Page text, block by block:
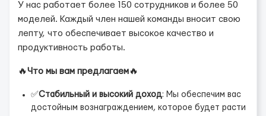
У нас работает более 150 сотрудников и более 50
моделей. Каждый член нашей команды вносит свою
лепту, что обеспечивает высокое качество и
продуктивность работы.
🔥 Что мы вам предлагаем 🔥
✅Стабильный и высокий доход: Мы обеспечим вас
достойным вознаграждением, которое будет расти